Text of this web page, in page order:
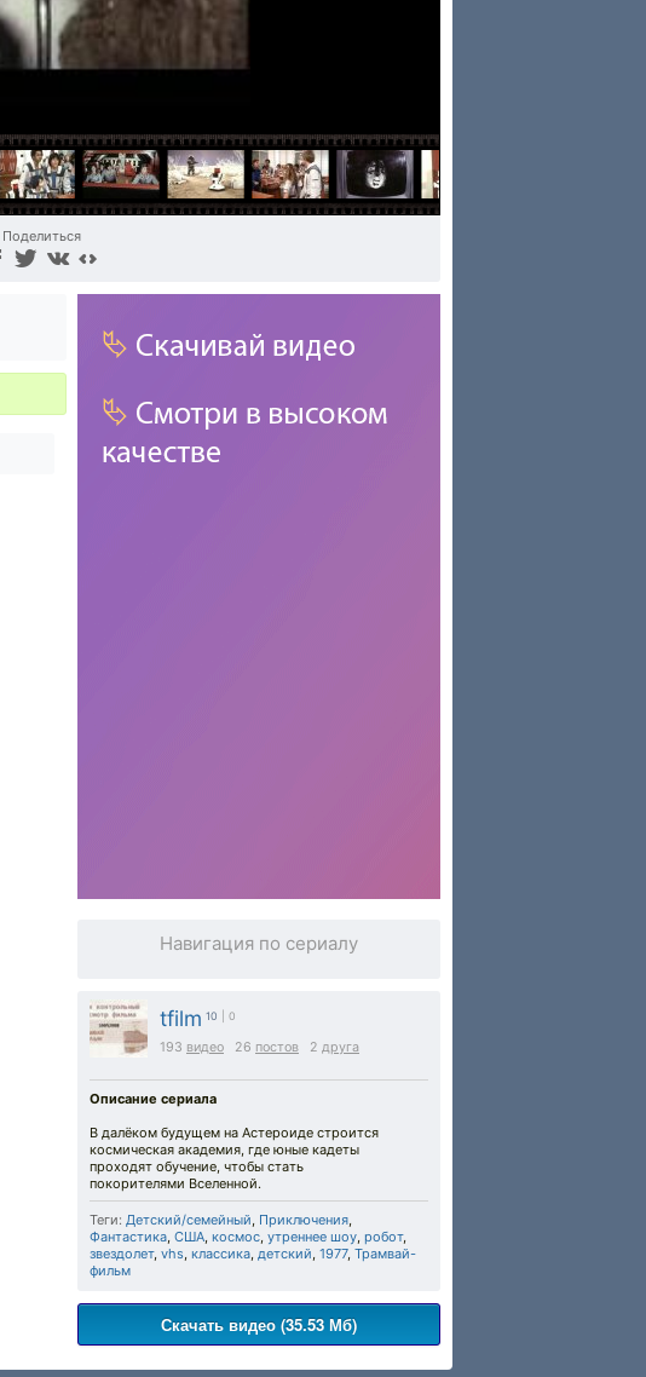
Поделиться
Навигация по сериалу
tfilm 10 | 0
193 видео 26 постов 2 друга
Описание сериала
В далёком будущем на Астероиде строится
космическая академия, где юные кадеты
проходят обучение, чтобы стать
покорителями Вселенной.
Теги: Детский/семейный, Приключения,
Фантастика, США, космос, утреннее шоу, робот,
звездолет, vhs, классика, детский, 1977, Трамвай-
фильм
Скачать видео (35.53 Мб)